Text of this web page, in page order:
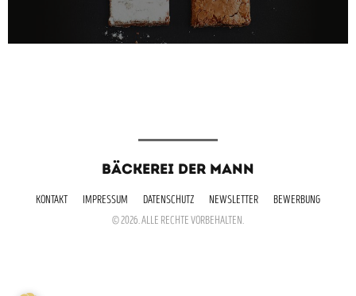
BÄCKEREI DER MANN
KONTAKT IMPRESSUM DATENSCHUTZ NEWSLETTER
BEWERBUNG
© 2026. ALLE RECHTE VORBEHALTEN.